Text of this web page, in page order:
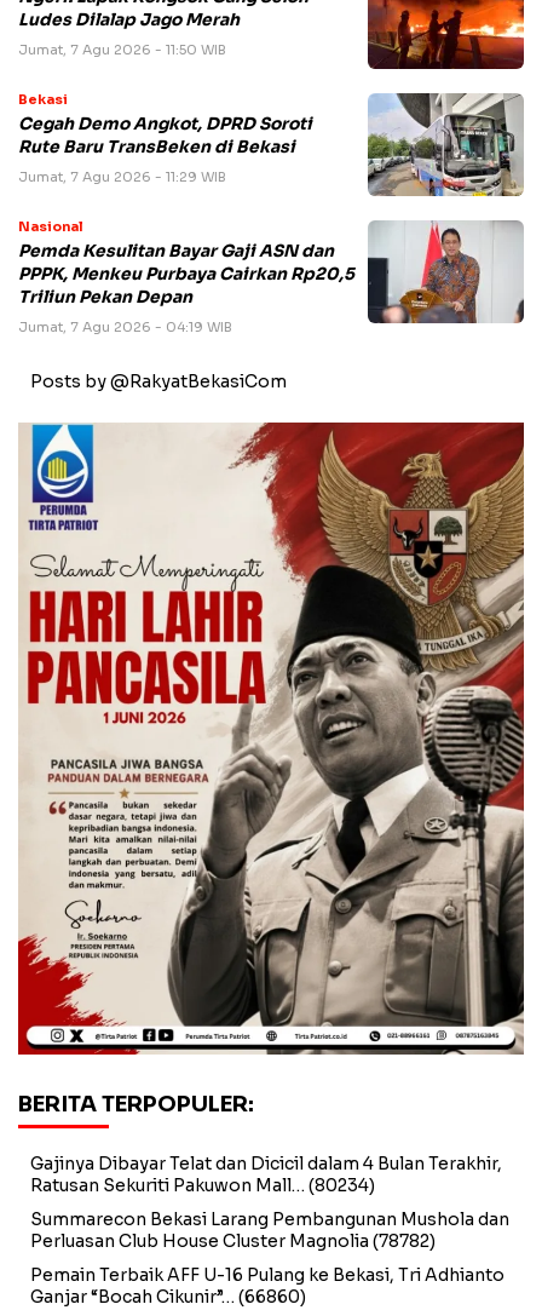
Ludes Dilalap Jago Merah
Jumat, 7 Agu 2026 - 11:50 WIB
Bekasi
Cegah Demo Angkot, DPRD Soroti
Rute Baru TransBeken di Bekasi
Jumat, 7 Agu 2026 - 11:29 WIB
Nasional
Pemda Kesulitan Bayar Gaji ASN dan
PPPK, Menkeu Purbaya Cairkan Rp20,5
Triliun Pekan Depan
Jumat, 7 Agu 2026 - 04:19 WIB
Posts by @RakyatBekasiCom
BERITA TERPOPULER:
Gajinya Dibayar Telat dan Dicicil dalam 4 Bulan Terakhir,
Ratusan Sekuriti Pakuwon Mall… (80234)
Summarecon Bekasi Larang Pembangunan Mushola dan
Perluasan Club House Cluster Magnolia (78782)
Pemain Terbaik AFF U-16 Pulang ke Bekasi, Tri Adhianto
Ganjar “Bocah Cikunir”… (66860)